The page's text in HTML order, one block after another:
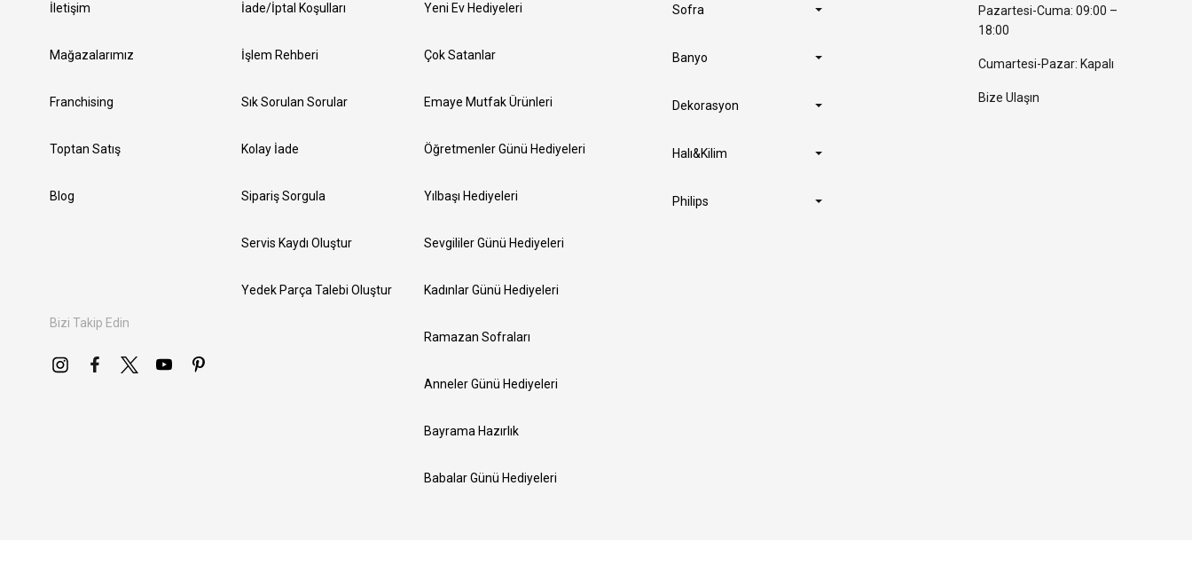
İletişim
Mağazalarımız
Franchising
Toptan Satış
Blog
Bizi Takip Edin
İade/İptal Koşulları
İşlem Rehberi
Sık Sorulan Sorular
Kolay İade
Sipariş Sorgula
Servis Kaydı Oluştur
Yedek Parça Talebi Oluştur
Yeni Ev Hediyeleri
Çok Satanlar
Emaye Mutfak Ürünleri
Öğretmenler Günü Hediyeleri
Yılbaşı Hediyeleri
Sevgililer Günü Hediyeleri
Kadınlar Günü Hediyeleri
Ramazan Sofraları
Anneler Günü Hediyeleri
Bayrama Hazırlık
Babalar Günü Hediyeleri
Sofra
Banyo
Dekorasyon
Halı&Kilim
Philips
Pazartesi-Cuma: 09:00 –
18:00
Cumartesi-Pazar: Kapalı
Bize Ulaşın